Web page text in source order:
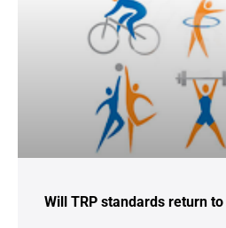
Will TRP standards return